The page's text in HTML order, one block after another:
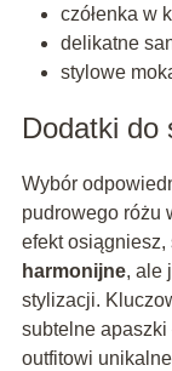
czółenka w
delikatne
stylowe
Dodatki do
Wybór
pudrowego różu
efekt osiągniesz,
harmonijne, ale
stylizacji.
subtelne
outfitowi